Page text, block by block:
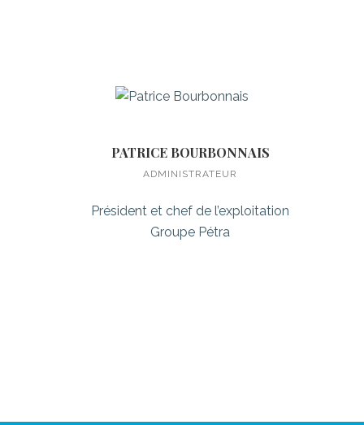
PATRICE BOURBONNAIS
ADMINISTRATEUR
Président et chef de l’exploitation
Groupe Pétra